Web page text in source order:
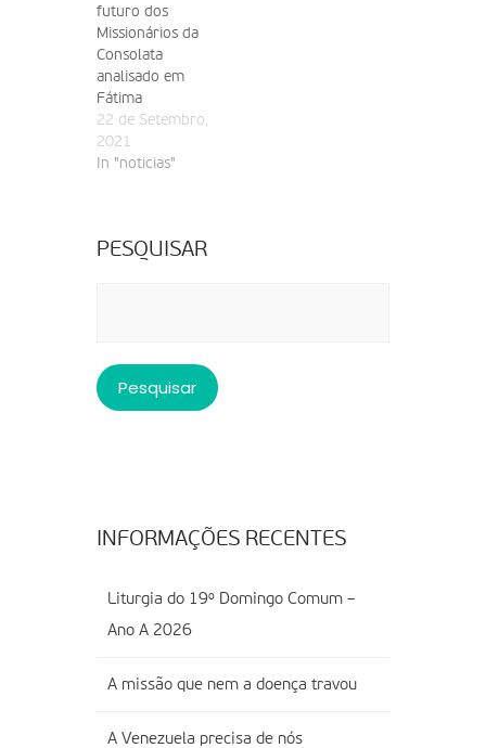
futuro dos
Missionários da
Consolata
analisado em
Fátima
22 de Setembro,
2021
In "noticias"
PESQUISAR
INFORMAÇÕES RECENTES
Liturgia do 19º Domingo Comum –
Ano A 2026
A missão que nem a doença travou
A Venezuela precisa de nós